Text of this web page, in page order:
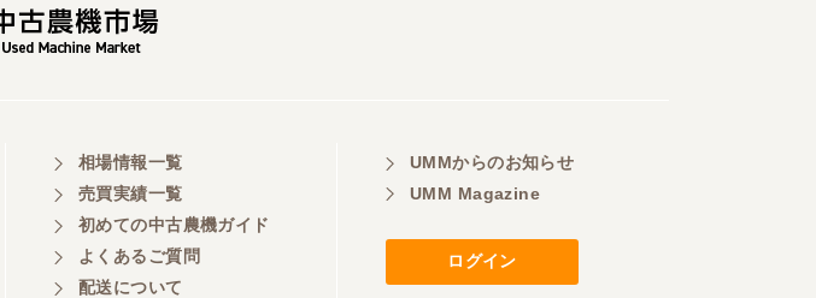
相場情報一覧
売買実績一覧
初めての中古農機ガイド
よくあるご質問
配送について
UMMからのお知らせ
UMM Magazine
ログイン